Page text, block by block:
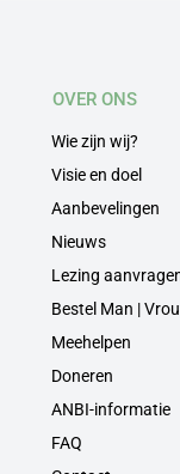
OVER ONS
Wie zijn wij?
Visie en doel
Aanbevelingen
Nieuws
Lezing
Bestel Man |
Meehelpen
Doneren
ANBI-informatie
FAQ